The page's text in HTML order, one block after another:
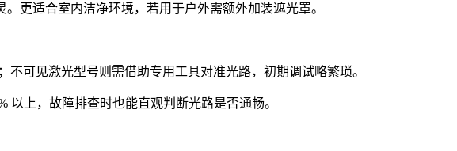
。更适合室内洁净环境，若用于户外需额外加装遮光罩。
可见激光型号则需借助专用工具对准光路，初期调试略繁琐。
上，故障排查时也能直观判断光路是否通畅。